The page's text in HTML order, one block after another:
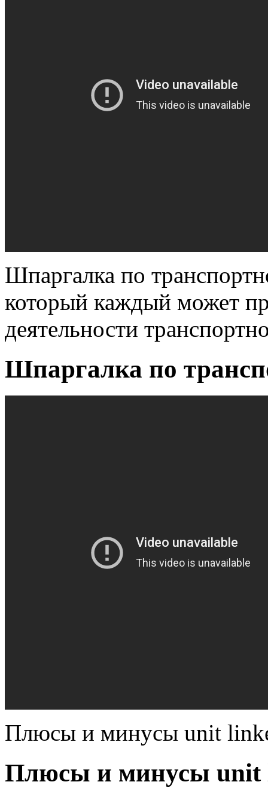
Шпаргалка по
который каждый может
деятельности
Шпаргалка по
Плюсы и минусы unit
Плюсы и минусы unit